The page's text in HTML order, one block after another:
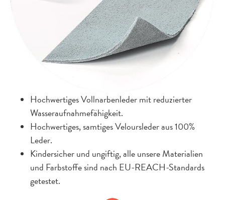
Hochwertiges Vollnarbenleder mit reduzierter
Wasseraufnahmefähigkeit.
Hochwertiges, samtiges Veloursleder aus 100%
Leder.
Kindersicher und ungiftig, alle unsere Materialien
und Farbstoffe sind nach EU-REACH-Standards
getestet.